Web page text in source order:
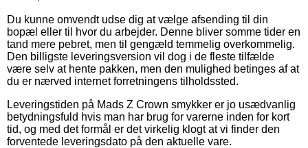
Du kunne omvendt udse dig at vælge afsending til din
bopæl eller til hvor du arbejder. Denne bliver somme tider en
tand mere pebret, men til gengæld temmelig overkommelig.
Den billigste leveringsversion vil dog i de fleste tilfælde
være selv at hente pakken, men den mulighed betinges af at
du er nærved internet forretningens tilholdssted.
Leveringstiden på Mads Z Crown smykker er jo usædvanlig
betydningsfuld hvis man har brug for varerne inden for kort
tid, og med det formål er det virkelig klogt at vi finder den
forventede leveringsdato på den aktuelle vare.